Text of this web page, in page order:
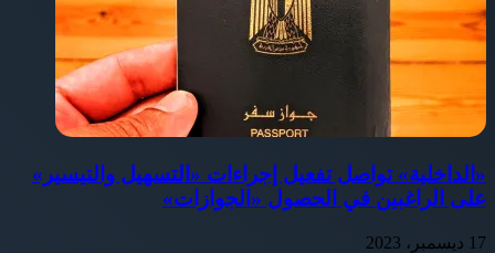
«الداخلية» تواصل تفعيل إجراءات «التسهيل والتيسير»
على الراغبين في الحصول «الجوازات»
17 ديسمبر، 2023